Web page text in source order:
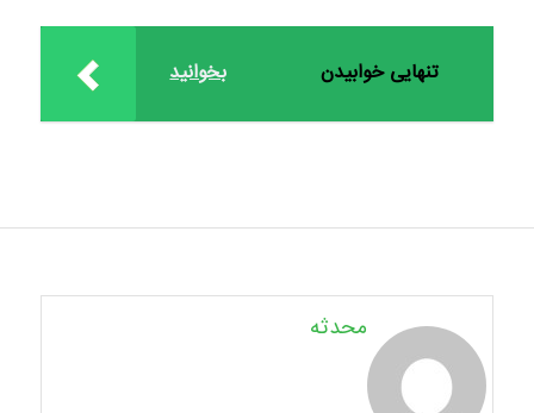
بخوانید تنهایی خوابیدن
محدثه